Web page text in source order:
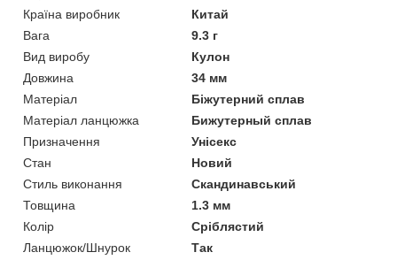
Країна виробник
Китай
Вага
9.3 г
Вид виробу
Кулон
Довжина
34 мм
Матеріал
Біжутерний сплав
Матеріал ланцюжка
Бижутерный сплав
Призначення
Унісекс
Стан
Новий
Стиль виконання
Скандинавський
Товщина
1.3 мм
Колір
Сріблястий
Ланцюжок/Шнурок
Так